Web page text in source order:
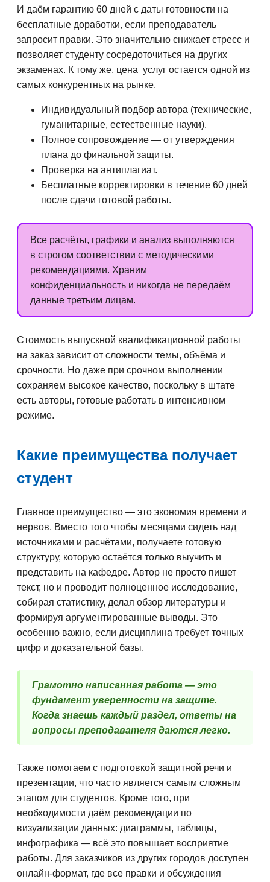
И даём гарантию 60 дней с даты готовности на
бесплатные доработки, если преподаватель
запросит правки. Это значительно снижает стресс и
позволяет студенту сосредоточиться на других
экзаменах. К тому же, цена услуг остается одной из
самых конкурентных на рынке.
Индивидуальный подбор автора (технические,
гуманитарные, естественные науки).
Полное сопровождение — от утверждения
плана до финальной защиты.
Проверка на антиплагиат.
Бесплатные корректировки в течение 60 дней
после сдачи готовой работы.
Все расчёты, графики и анализ выполняются
в строгом соответствии с методическими
рекомендациями. Храним
конфиденциальность и никогда не передаём
данные третьим лицам.
Стоимость выпускной квалификационной работы
на заказ зависит от сложности темы, объёма и
срочности. Но даже при срочном выполнении
сохраняем высокое качество, поскольку в штате
есть авторы, готовые работать в интенсивном
режиме.
Какие преимущества получает
студент
Главное преимущество — это экономия времени и
нервов. Вместо того чтобы месяцами сидеть над
источниками и расчётами, получаете готовую
структуру, которую остаётся только выучить и
представить на кафедре. Автор не просто пишет
текст, но и проводит полноценное исследование,
собирая статистику, делая обзор литературы и
формируя аргументированные выводы. Это
особенно важно, если дисциплина требует точных
цифр и доказательной базы.
Грамотно написанная работа — это
фундамент уверенности на защите.
Когда знаешь каждый раздел, ответы на
вопросы преподавателя даются легко.
Также помогаем с подготовкой защитной речи и
презентации, что часто является самым сложным
этапом для студентов. Кроме того, при
необходимости даём рекомендации по
визуализации данных: диаграммы, таблицы,
инфографика — всё это повышает восприятие
работы. Для заказчиков из других городов доступен
онлайн-формат, где все правки и обсуждения